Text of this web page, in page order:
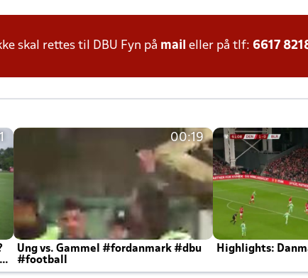
skal rettes til DBU Fyn på mail eller på tlf: 6617
00:19
Ung vs. Gammel #fordanmark #dbu
#football
Highlights: